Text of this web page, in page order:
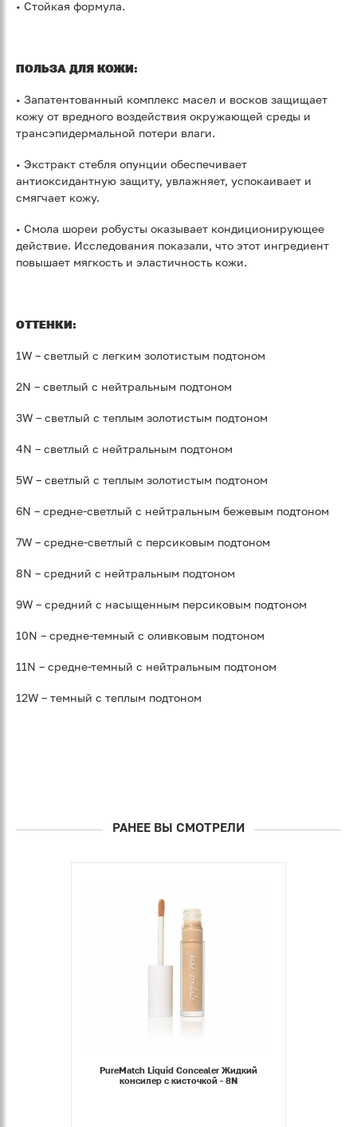
• Стойкая формула.
ПОЛЬЗА ДЛЯ КОЖИ:
• Запатентованный комплекс масел и восков защищает
кожу от вредного воздействия окружающей среды и
трансэпидермальной потери влаги.
• Экстракт стебля опунции обеспечивает
антиоксидантную защиту, увлажняет, успокаивает и
смягчает кожу.
• Смола шореи робусты оказывает кондиционирующее
действие. Исследования показали, что этот ингредиент
повышает мягкость и эластичность кожи.
ОТТЕНКИ:
1W – светлый с легким золотистым подтоном
2N – светлый с нейтральным подтоном
3W – светлый с теплым золотистым подтоном
4N – светлый с нейтральным подтоном
5W – светлый с теплым золотистым подтоном
6N – средне-светлый с нейтральным бежевым подтоном
7W – средне-светлый с персиковым подтоном
8N – средний с нейтральным подтоном
9W – средний с насыщенным персиковым подтоном
10N – средне-темный с оливковым подтоном
11N – средне-темный с нейтральным подтоном
12W – темный с теплым подтоном
РАНЕЕ ВЫ СМОТРЕЛИ
PureMatch Liquid Concealer Жидкий
консилер с кисточкой - 8N